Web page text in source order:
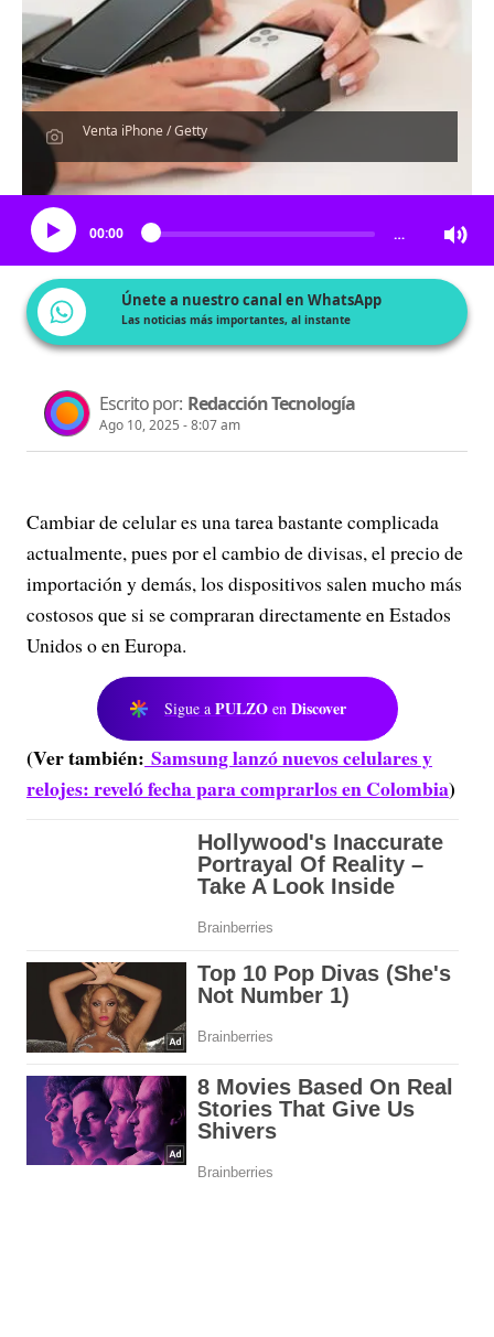
Venta iPhone / Getty
Escucha el artículo
00:00 …
Únete a nuestro canal en WhatsApp
Las noticias más importantes, al instante
Escrito por: Redacción Tecnología
Ago 10, 2025 - 8:07 am
Cambiar de celular es una tarea bastante complicada
actualmente, pues por el cambio de divisas, el precio de
importación y demás, los dispositivos salen mucho más
costosos que si se compraran directamente en Estados
Unidos o en Europa.
Sigue a PULZO en Discover
(Ver también: Samsung lanzó nuevos celulares y
relojes: reveló fecha para comprarlos en Colombia)